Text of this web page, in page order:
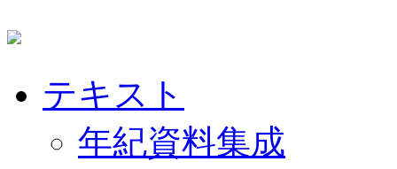
テキスト
年紀資料集成